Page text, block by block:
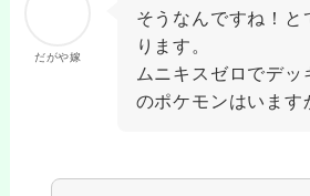
だがや嫁
そうなんですね！と
ります。
ムニキスゼロでデ
のポケモンはいます